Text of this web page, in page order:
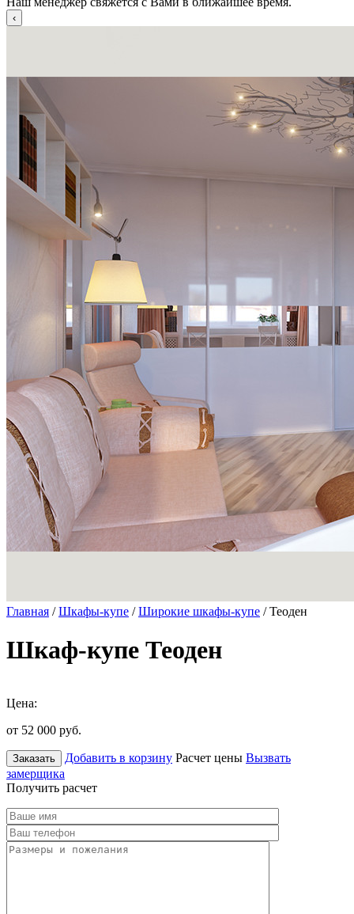
Главная /Шкафы-купе /Широкие шкафы-купе / Теоден
Шкаф-купе Теоден
Цена:
от 52 000 руб.
Заказать Добавить в корзину Расчет цены Вызвать
замерщика
Получить расчет